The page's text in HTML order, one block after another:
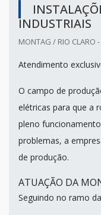
INDUSTRIAIS
MONTAG / RIO CLARO -
Atendimento
O campo de
elétricas para que a
pleno
problemas, a
de produção.
ATUAÇÃO DA
Seguindo no ramo